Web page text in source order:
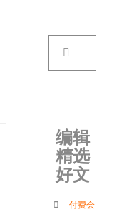
编辑
精选
好文
付费会